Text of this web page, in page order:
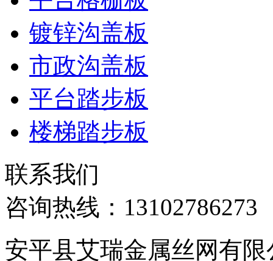
镀锌沟盖板
市政沟盖板
平台踏步板
楼梯踏步板
联系我们
咨询热线： 13102786273
安平县艾瑞金属丝网有限